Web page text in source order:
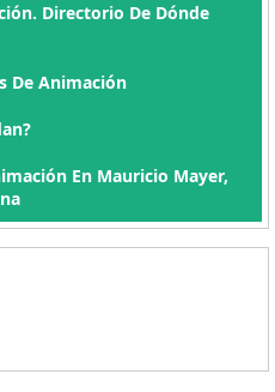
Directorio De Dónde
De Animación
En Mauricio Mayer,